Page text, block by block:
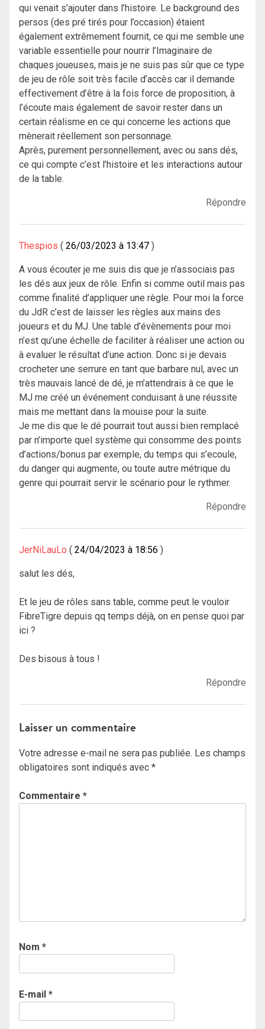
qui venait s’ajouter dans l’histoire. Le background des
persos (des pré tirés pour l’occasion) étaient
également extrêmement fournit, ce qui me semble une
variable essentielle pour nourrir l’Imaginaire de
chaques joueuses, mais je ne suis pas sûr que ce type
de jeu de rôle soit très facile d’accès car il demande
effectivement d’être à la fois force de proposition, à
l’écoute mais également de savoir rester dans un
certain réalisme en ce qui concerne les actions que
mènerait réellement son personnage.
Après, purement personnellement, avec ou sans dés,
ce qui compte c’est l’histoire et les interactions autour
de la table.
Répondre
Thespios 26/03/2023 à 13:47
A vous écouter je me suis dis que je n’associais pas
les dés aux jeux de rôle. Enfin si comme outil mais pas
comme finalité d’appliquer une règle. Pour moi la force
du JdR c’est de laisser les règles aux mains des
joueurs et du MJ. Une table d’évènements pour moi
n’est qu’une échelle de faciliter à réaliser une action ou
à evaluer le résultat d’une action. Donc si je devais
crocheter une serrure en tant que barbare nul, avec un
très mauvais lancé de dé, je m’attendrais à ce que le
MJ me créé un événement conduisant à une réussite
mais me mettant dans la mouise pour la suite.
Je me dis que le dé pourrait tout aussi bien remplacé
par n’importe quel système qui consomme des points
d’actions/bonus par exemple, du temps qui s’ecoule,
du danger qui augmente, ou toute autre métrique du
genre qui pourrait servir le scénario pour le rythmer.
Répondre
JerNiLauLo 24/04/2023 à 18:56
salut les dés,
Et le jeu de rôles sans table, comme peut le vouloir
FibreTigre depuis qq temps déjà, on en pense quoi par
ici ?
Des bisous à tous !
Répondre
Laisser un commentaire
Votre adresse e-mail ne sera pas publiée. Les champs
obligatoires sont indiqués avec *
Commentaire *
Nom *
E-mail *